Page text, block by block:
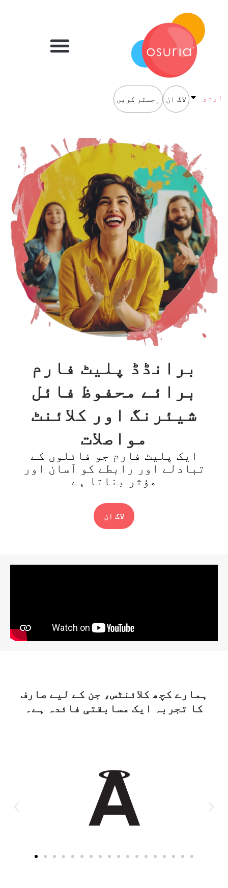
اردو لاگ ان رجسٹر کریں
برانڈڈ پلیٹ فارم
برائے محفوظ فائل
شیئرنگ اور کلائنٹ
مواصلات
ایک پلیٹ فارم جو فائلوں کے
تبادلے اور رابطے کو آسان اور
مؤثر بناتا ہے
لاگ ان​
ہمارے کچھ کلائنٹس، جن کے لیے صارف
کا تجربہ ایک مسابقتی فائدہ ہے۔​